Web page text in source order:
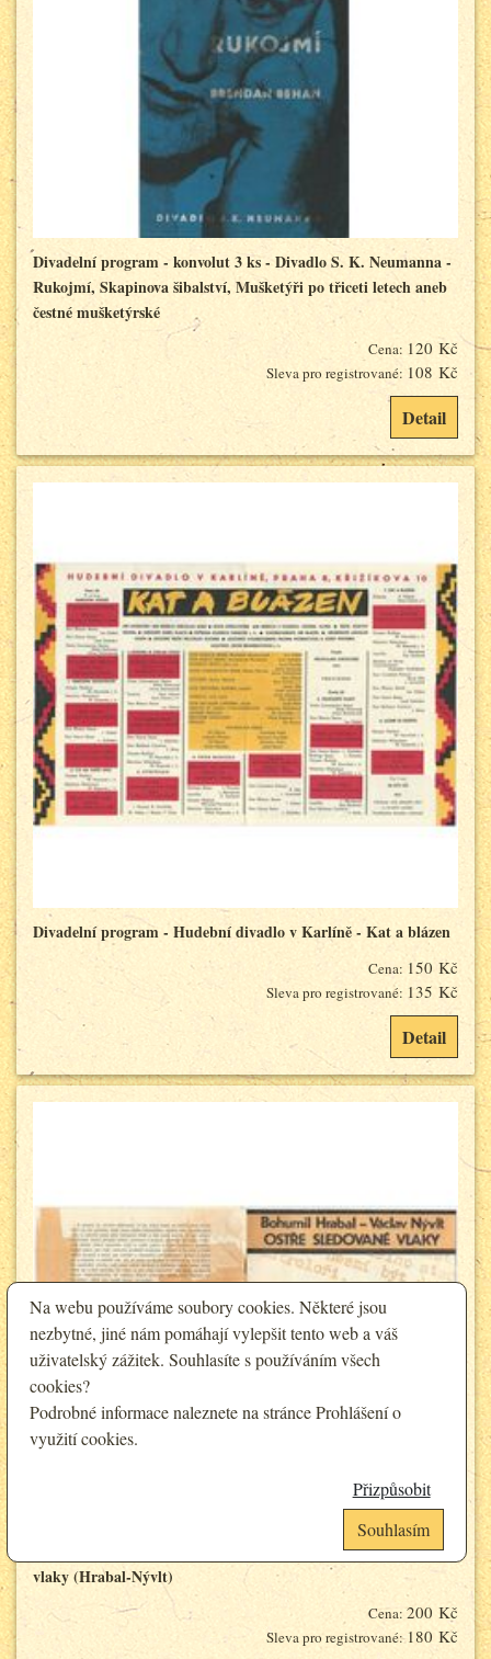
Divadelní program - konvolut 3 ks - Divadlo S. K. Neumanna -
Rukojmí, Skapinova šibalství, Mušketýři po třiceti letech aneb
čestné mušketýrské
Cena: 120 Kč
Sleva pro registrované: 108 Kč
Detail
Divadelní program - Hudební divadlo v Karlíně - Kat a blázen
Cena: 150 Kč
Sleva pro registrované: 135 Kč
Detail
Divadelní program - Divadlo S. K. Neumanna - Ostře sledované
vlaky (Hrabal-Nývlt)
Cena: 200 Kč
Sleva pro registrované:180 Kč
Na webu používáme soubory cookies. Některé jsou
nezbytné, jiné nám pomáhají vylepšit tento web a váš
uživatelský zážitek. Souhlasíte s používáním všech
cookies?
Podrobné informace naleznete na stránceProhlášení o
využití cookies.
Přizpůsobit
Souhlasím
Funkční cookies (vždy aktivní)
Jsou vyžadovány pro správnou funkčnost webu. Bez těchto cookies nemusí
web fungovat správně. Ve výchozím nastavení jsou povoleny a nelze je
Analytické cookies
Umožňují nám sbírat data o návštěvnosti webových stránek za účelem
zlepšení poskytovaných služeb. Neslouží k marketingových účelům.
Google Analytics Analytické a preferenční cookies